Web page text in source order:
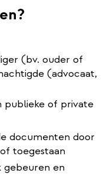
(bv. ouder of
(advocaat,
publieke of private
documenten door
toegestaan
gebeuren en